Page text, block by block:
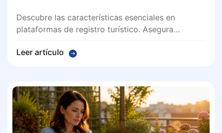
Descubre las características esenciales en
plataformas de registro turístico. Asegura…
Leer artículo